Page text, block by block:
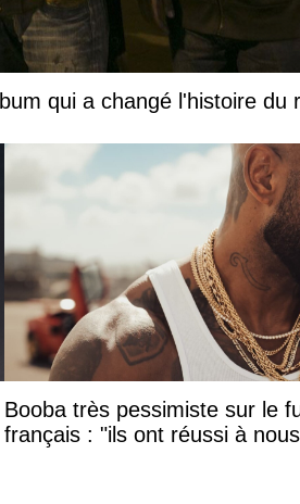
qui a changé l'histoire du
Booba très pessimiste sur le
français : "ils ont réussi à